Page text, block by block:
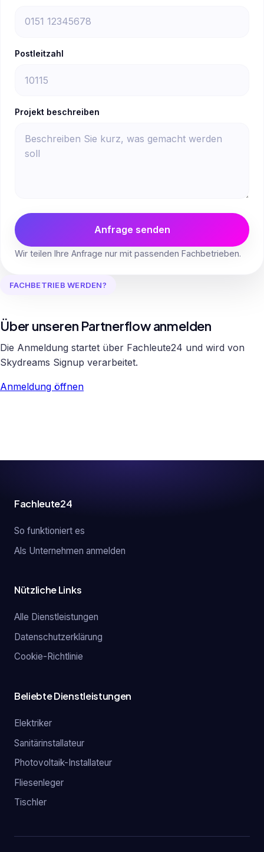
Postleitzahl
Projekt beschreiben
Anfrage senden
Wir teilen Ihre Anfrage nur mit passenden Fachbetrieben.
FACHBETRIEB WERDEN?
Über unseren Partnerflow anmelden
Die Anmeldung startet über Fachleute24 und wird von
Skydreams Signup verarbeitet.
Anmeldung öffnen
Fachleute24
So funktioniert es
Als Unternehmen anmelden
Nützliche Links
Alle Dienstleistungen
Datenschutzerklärung
Cookie-Richtlinie
Beliebte Dienstleistungen
Elektriker
Sanitärinstallateur
Photovoltaik-Installateur
Fliesenleger
Tischler